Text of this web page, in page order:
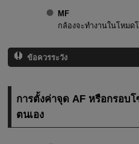
MF
กล้องจะทำงานในโหมด
ข้อควรระวัง
การตั้งค่าจุด AF หรือกรอบ
ตนเอง